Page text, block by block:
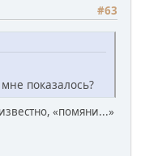
#63
показалось?
«помяни...»